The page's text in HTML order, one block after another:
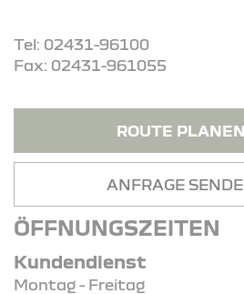
Tel: 02431-96100
Fax: 02431-961055
ROUTE PLANEN
ANFRAGE
ÖFFNUNGSZEITEN
Kundendienst
Montag - Freitag